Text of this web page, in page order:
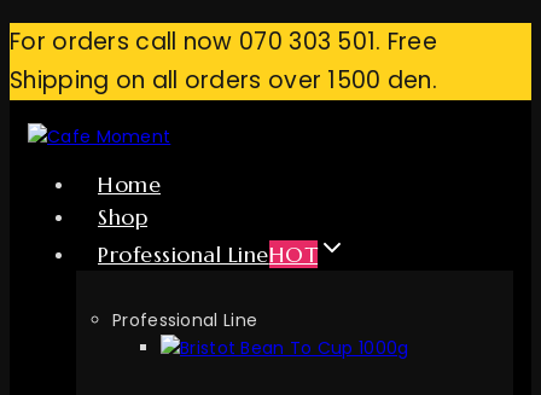
Skip
content
For orders call now 070 303 501. Free
Shipping on all orders over 1500 den.
Home
Shop
Professional LineHOT
Professional Line